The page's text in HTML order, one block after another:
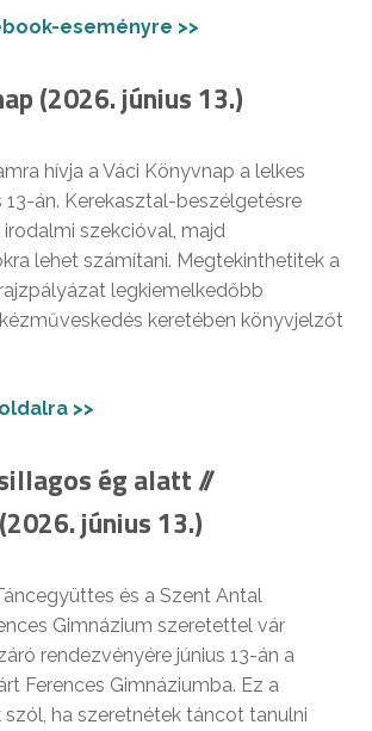
eseményre >>
(2026. június 13.)
hívja a Váci Könyvnap a lelkes
13-án. Kerekasztal-beszélgetésre
szekcióval, majd
lehet számítani. Megtekinthetitek a
legkiemelkedőbb
keretében könyvjelzőt
>>
ég alatt //
június 13.)
és a Szent Antal
Gimnázium szeretettel vár
rendezvényére június 13-án a
Ferences Gimnáziumba. Ez a
ha szeretnétek táncot tanulni